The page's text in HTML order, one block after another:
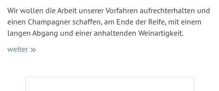
Wir wollen die Arbeit unserer Vorfahren aufrechterhalten und
einen Champagner schaffen, am Ende der Reife, mit einem
langen Abgang und einer anhaltenden Weinartigkeit.
weiter